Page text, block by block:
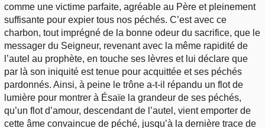
comme une victime parfaite, agréable au Père et pleinement
suffisante pour expier tous nos péchés. C’est avec ce
charbon, tout imprégné de la bonne odeur du sacrifice, que le
messager du Seigneur, revenant avec la même rapidité de
l’autel au prophète, en touche ses lèvres et lui déclare que
par là son iniquité est tenue pour acquittée et ses péchés
pardonnés. Ainsi, à peine le trône a-t-il répandu un flot de
lumière pour montrer à Ésaïe la grandeur de ses péchés,
qu’un flot d’amour, descendant de l’autel, vient emporter de
cette âme convaincue de péché, jusqu’à la dernière trace de